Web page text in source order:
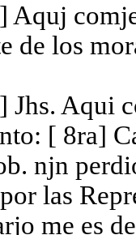
Aquj
de los
Jhs. Aqui
[ 8ra]
njn
las
me es